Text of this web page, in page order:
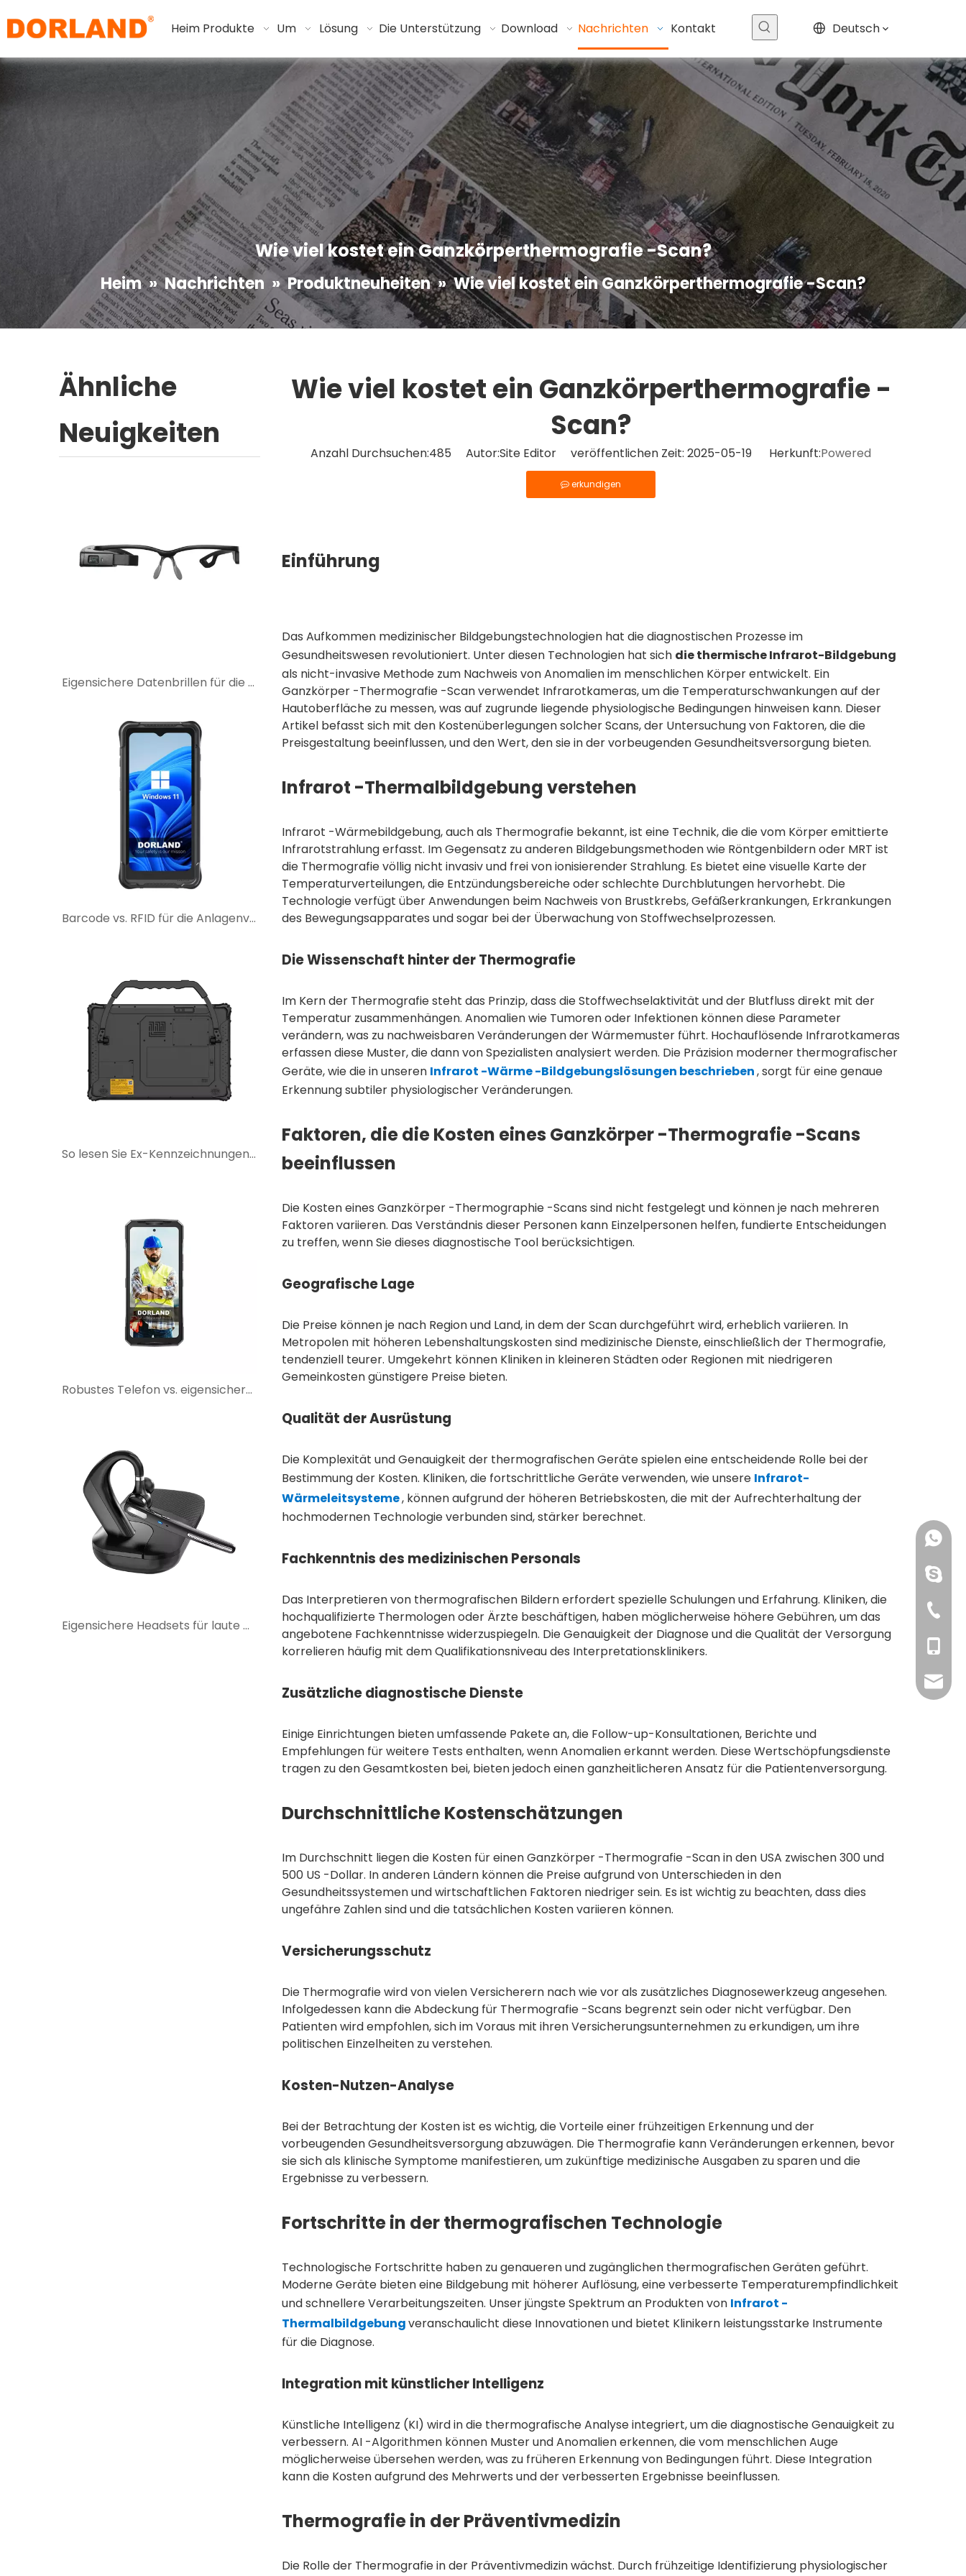
Heim Produkte Um Lösung Die Unterstützung Download Nachrichten Kontakt Deutsch
Wie viel kostet ein Ganzkörperthermografie -Scan?
Heim »Nachrichten »Produktneuheiten »Wie viel kostet ein Ganzkörperthermografie -Scan?
Ähnliche
Neuigkeiten
Eigensichere Datenbrillen für die Fernunterstützung durch Experten in explosionsgefährdeten Bereichen
Barcode vs. RFID für die Anlagenverwaltung in explosionsgefährdeten Bereichen: Was ist besser für Ihren Arbeitsablauf?
So lesen Sie Ex-Kennzeichnungen auf eigensicheren Telefonen, Tablets und PDAs
Robustes Telefon vs. eigensicheres Telefon: Warum robuster Schutz nicht ausreicht
Eigensichere Headsets für laute Gefahrenbereiche: Kommunikations- und Sicherheitsvorteile
Wie viel kostet ein Ganzkörperthermografie -
Scan?
Anzahl Durchsuchen:485 Autor:Site Editor veröffentlichen Zeit: 2025-05-19 Herkunft:Powered
erkundigen
Einführung
Das Aufkommen medizinischer Bildgebungstechnologien hat die diagnostischen Prozesse im
Gesundheitswesen revolutioniert. Unter diesen Technologien hat sich die thermische Infrarot-Bildgebung
als nicht-invasive Methode zum Nachweis von Anomalien im menschlichen Körper entwickelt. Ein
Ganzkörper -Thermografie -Scan verwendet Infrarotkameras, um die Temperaturschwankungen auf der
Hautoberfläche zu messen, was auf zugrunde liegende physiologische Bedingungen hinweisen kann. Dieser
Artikel befasst sich mit den Kostenüberlegungen solcher Scans, der Untersuchung von Faktoren, die die
Preisgestaltung beeinflussen, und den Wert, den sie in der vorbeugenden Gesundheitsversorgung bieten.
Infrarot -Thermalbildgebung verstehen
Infrarot -Wärmebildgebung, auch als Thermografie bekannt, ist eine Technik, die die vom Körper emittierte
Infrarotstrahlung erfasst. Im Gegensatz zu anderen Bildgebungsmethoden wie Röntgenbildern oder MRT ist
die Thermografie völlig nicht invasiv und frei von ionisierender Strahlung. Es bietet eine visuelle Karte der
Temperaturverteilungen, die Entzündungsbereiche oder schlechte Durchblutungen hervorhebt. Die
Technologie verfügt über Anwendungen beim Nachweis von Brustkrebs, Gefäßerkrankungen, Erkrankungen
des Bewegungsapparates und sogar bei der Überwachung von Stoffwechselprozessen.
Die Wissenschaft hinter der Thermografie
Im Kern der Thermografie steht das Prinzip, dass die Stoffwechselaktivität und der Blutfluss direkt mit der
Temperatur zusammenhängen. Anomalien wie Tumoren oder Infektionen können diese Parameter
verändern, was zu nachweisbaren Veränderungen der Wärmemuster führt. Hochauflösende Infrarotkameras
erfassen diese Muster, die dann von Spezialisten analysiert werden. Die Präzision moderner thermografischer
Geräte, wie die in unseren Infrarot -Wärme -Bildgebungslösungen beschrieben, sorgt für eine genaue
Erkennung subtiler physiologischer Veränderungen.
Faktoren, die die Kosten eines Ganzkörper -Thermografie -Scans
beeinflussen
Die Kosten eines Ganzkörper -Thermographie -Scans sind nicht festgelegt und können je nach mehreren
Faktoren variieren. Das Verständnis dieser Personen kann Einzelpersonen helfen, fundierte Entscheidungen
zu treffen, wenn Sie dieses diagnostische Tool berücksichtigen.
Geografische Lage
Die Preise können je nach Region und Land, in dem der Scan durchgeführt wird, erheblich variieren. In
Metropolen mit höheren Lebenshaltungskosten sind medizinische Dienste, einschließlich der Thermografie,
tendenziell teurer. Umgekehrt können Kliniken in kleineren Städten oder Regionen mit niedrigeren
Gemeinkosten günstigere Preise bieten.
Qualität der Ausrüstung
Die Komplexität und Genauigkeit der thermografischen Geräte spielen eine entscheidende Rolle bei der
Bestimmung der Kosten. Kliniken, die fortschrittliche Geräte verwenden, wie unsere Infrarot-
Wärmeleitsysteme, können aufgrund der höheren Betriebskosten, die mit der Aufrechterhaltung der
hochmodernen Technologie verbunden sind, stärker berechnet.
Fachkenntnis des medizinischen Personals
Das Interpretieren von thermografischen Bildern erfordert spezielle Schulungen und Erfahrung. Kliniken, die
hochqualifizierte Thermologen oder Ärzte beschäftigen, haben möglicherweise höhere Gebühren, um das
angebotene Fachkenntnisse widerzuspiegeln. Die Genauigkeit der Diagnose und die Qualität der Versorgung
korrelieren häufig mit dem Qualifikationsniveau des Interpretationsklinikers.
Zusätzliche diagnostische Dienste
Einige Einrichtungen bieten umfassende Pakete an, die Follow-up-Konsultationen, Berichte und
Empfehlungen für weitere Tests enthalten, wenn Anomalien erkannt werden. Diese Wertschöpfungsdienste
tragen zu den Gesamtkosten bei, bieten jedoch einen ganzheitlicheren Ansatz für die Patientenversorgung.
Durchschnittliche Kostenschätzungen
Im Durchschnitt liegen die Kosten für einen Ganzkörper -Thermografie -Scan in den USA zwischen 300 und
500 US -Dollar. In anderen Ländern können die Preise aufgrund von Unterschieden in den
Gesundheitssystemen und wirtschaftlichen Faktoren niedriger sein. Es ist wichtig zu beachten, dass dies
ungefähre Zahlen sind und die tatsächlichen Kosten variieren können.
Versicherungsschutz
Die Thermografie wird von vielen Versicherern nach wie vor als zusätzliches Diagnosewerkzeug angesehen.
Infolgedessen kann die Abdeckung für Thermografie -Scans begrenzt sein oder nicht verfügbar. Den
Patienten wird empfohlen, sich im Voraus mit ihren Versicherungsunternehmen zu erkundigen, um ihre
politischen Einzelheiten zu verstehen.
Kosten-Nutzen-Analyse
Bei der Betrachtung der Kosten ist es wichtig, die Vorteile einer frühzeitigen Erkennung und der
vorbeugenden Gesundheitsversorgung abzuwägen. Die Thermografie kann Veränderungen erkennen, bevor
sie sich als klinische Symptome manifestieren, um zukünftige medizinische Ausgaben zu sparen und die
Ergebnisse zu verbessern.
Fortschritte in der thermografischen Technologie
Technologische Fortschritte haben zu genaueren und zugänglichen thermografischen Geräten geführt.
Moderne Geräte bieten eine Bildgebung mit höherer Auflösung, eine verbesserte Temperaturempfindlichkeit
und schnellere Verarbeitungszeiten. Unser jüngste Spektrum an Produkten von Infrarot -
Thermalbildgebungveranschaulicht diese Innovationen und bietet Klinikern leistungsstarke Instrumente
für die Diagnose.
Integration mit künstlicher Intelligenz
Künstliche Intelligenz (KI) wird in die thermografische Analyse integriert, um die diagnostische Genauigkeit zu
verbessern. AI -Algorithmen können Muster und Anomalien erkennen, die vom menschlichen Auge
möglicherweise übersehen werden, was zu früheren Erkennung von Bedingungen führt. Diese Integration
kann die Kosten aufgrund des Mehrwerts und der verbesserten Ergebnisse beeinflussen.
Thermografie in der Präventivmedizin
Die Rolle der Thermografie in der Präventivmedizin wächst. Durch frühzeitige Identifizierung physiologischer
+86-